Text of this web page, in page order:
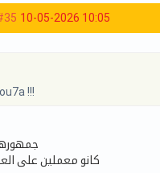
10-05-2026 10:05
!!!
كانو معملين على